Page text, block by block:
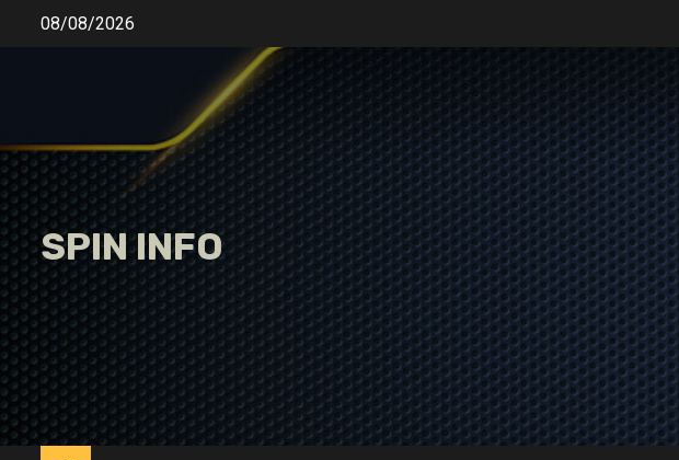
08/08/2026
SPIN INFO